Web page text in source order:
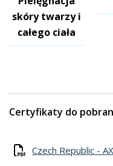
skóry twarzy i
całego ciała
Certyfikaty do
Czech Republic -